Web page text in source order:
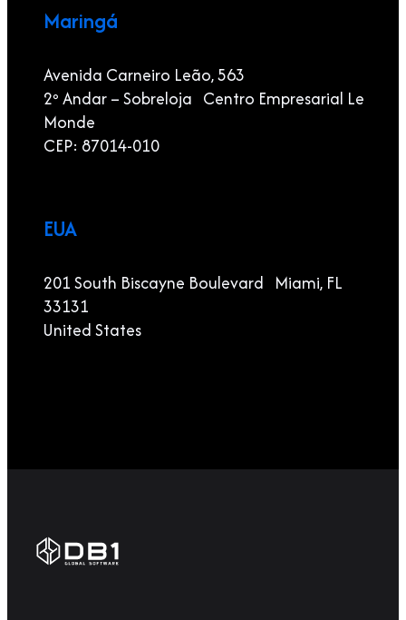
Maringá
Avenida Carneiro Leão, 563
2º Andar – Sobreloja Centro Empresarial Le
Monde
CEP: 87014-010
EUA
201 South Biscayne Boulevard Miami, FL
33131
United States